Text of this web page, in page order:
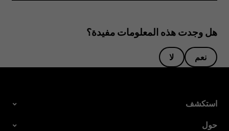
هل وجدت هذه المعلومات مفيدة؟
نعم لا
استكشف
حول